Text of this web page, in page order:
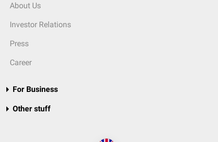
About Us
Investor Relations
Press
Career
For Business
Other stuff